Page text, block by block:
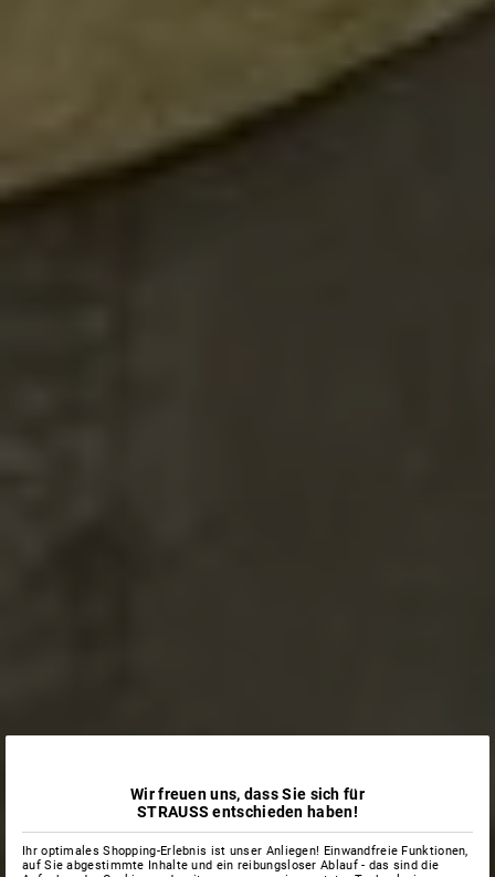
Wir freuen uns, dass Sie sich für
STRAUSS entschieden haben!
Ihr optimales Shopping-Erlebnis ist unser Anliegen! Einwandfreie Funktionen,
auf Sie abgestimmte Inhalte und ein reibungsloser Ablauf - das sind die